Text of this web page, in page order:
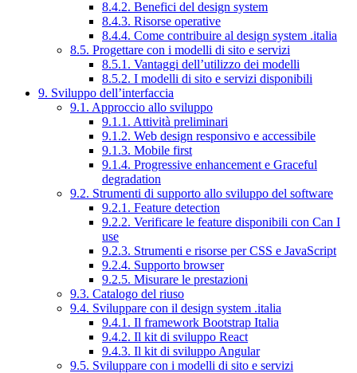
8.4.2. Benefici del design system
8.4.3. Risorse operative
8.4.4. Come contribuire al design system .italia
8.5. Progettare con i modelli di sito e servizi
8.5.1. Vantaggi dell’utilizzo dei modelli
8.5.2. I modelli di sito e servizi disponibili
9. Sviluppo dell’interfaccia
9.1. Approccio allo sviluppo
9.1.1. Attività preliminari
9.1.2. Web design responsivo e accessibile
9.1.3. Mobile first
9.1.4. Progressive enhancement e Graceful
degradation
9.2. Strumenti di supporto allo sviluppo del software
9.2.1. Feature detection
9.2.2. Verificare le feature disponibili con Can I
use
9.2.3. Strumenti e risorse per CSS e JavaScript
9.2.4. Supporto browser
9.2.5. Misurare le prestazioni
9.3. Catalogo del riuso
9.4. Sviluppare con il design system .italia
9.4.1. Il framework Bootstrap Italia
9.4.2. Il kit di sviluppo React
9.4.3. Il kit di sviluppo Angular
9.5. Sviluppare con i modelli di sito e servizi